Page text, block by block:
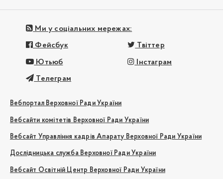
Ми у соціальних мережах:
Фейсбук Твіттер
Ютьюб Інстаграм
Телеграм
Вебпортал Верховної Ради України
Вебсайти комітетів Верховної Ради України
Вебсайт Управління кадрів Апарату Верховної Ради України
Дослідницька служба Верховної Ради України
Вебсайт Освітній Центр Верховної Ради України